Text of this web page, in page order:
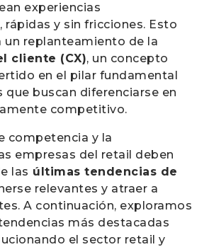
experiencias
rápidas y sin fricciones. Esto
un replanteamiento de la
cliente (CX), un concepto
en el pilar fundamental
que buscan diferenciarse en
competitivo.
competencia y la
empresas del retail deben
las últimas tendencias de
relevantes y atraer a
A continuación, exploramos
más destacadas
el sector retail y